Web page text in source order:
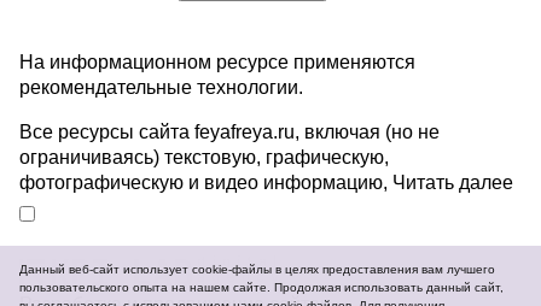
На информационном ресурсе применяются
рекомендательные технологии.
Все ресурсы сайта feyafreya.ru, включая (но не
ограничиваясь) текстовую, графическую,
фотографическую и видео информацию, Читать далее
Данный веб-сайт использует cookie-файлы в целях предоставления вам лучшего
пользовательского опыта на нашем сайте. Продолжая использовать данный сайт,